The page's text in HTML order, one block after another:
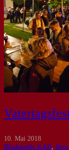
10. Mai 2018
Blaskapelle KAB,